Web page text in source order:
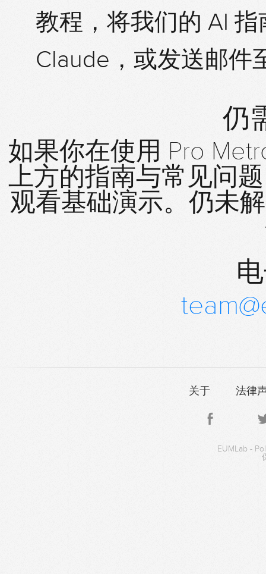
教程，将我们的 AI
Claude，或发送邮件
仍
如果你在使用 Pro
上方的指南与常见问
观看基础演示。仍未
关于 法律
EUMLab -